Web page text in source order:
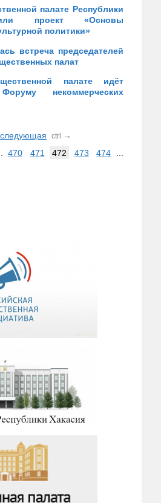
палате Республики
проект «Основы
политики»
встреча председателей
палат
палате идёт
некоммерческих
следующая ctrl →
470 471 472 473 474